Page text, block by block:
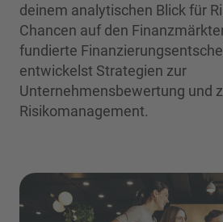
deinem analytischen Blick für
Chancen auf den
fundierte
entwickelst Strategien zur
Unternehmensbewertung und
Risikomanagement.